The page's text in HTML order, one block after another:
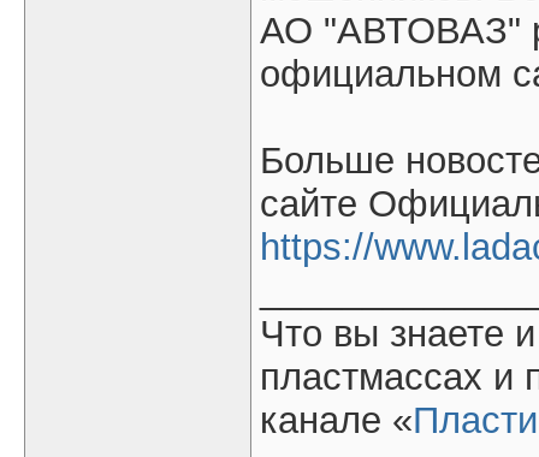
АО "АВТОВАЗ"
официальном
Больше
сайте
https://
Что вы знаете
пластмассах и
канале «